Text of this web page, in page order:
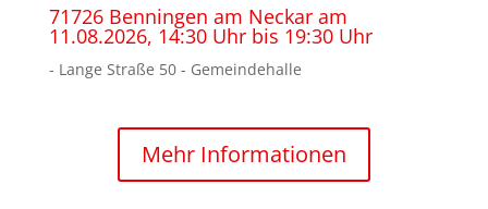
71726 Benningen am Neckar am
11.08.2026, 14:30 Uhr bis 19:30 Uhr
- Lange Straße 50 - Gemeindehalle
Mehr Informationen